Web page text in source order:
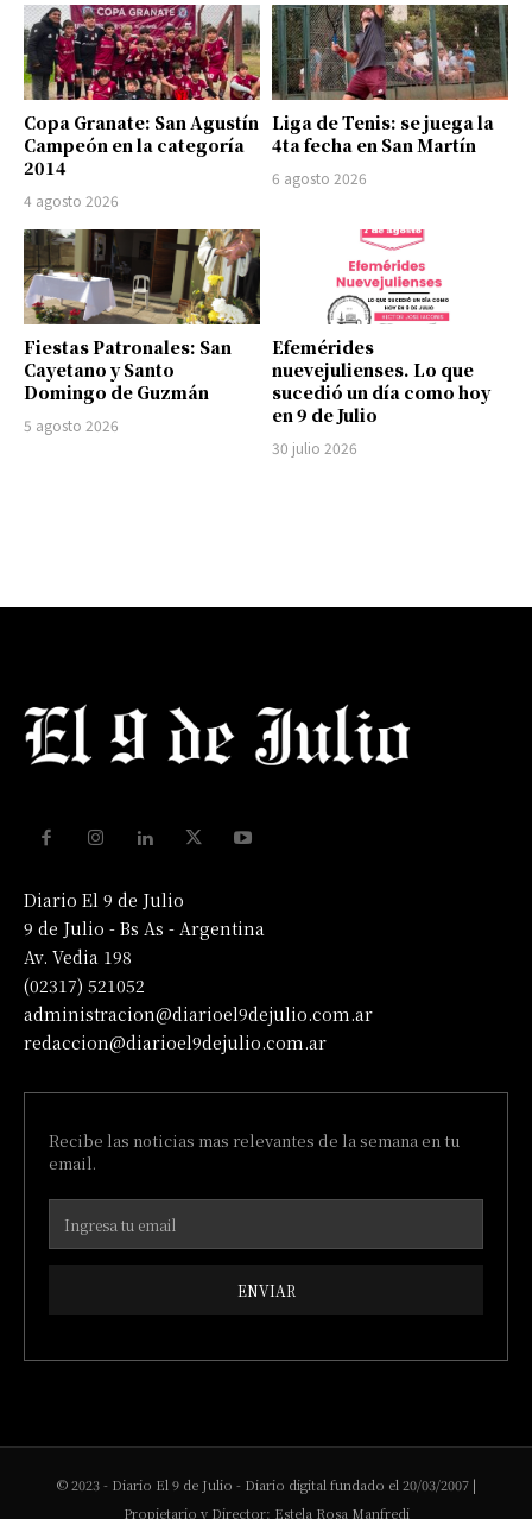
Copa Granate: San Agustín
Campeón en la categoría
2014
4 agosto 2026
Liga de Tenis: se juega la
4ta fecha en San Martín
6 agosto 2026
Fiestas Patronales: San
Cayetano y Santo
Domingo de Guzmán
5 agosto 2026
Efemérides
nuevejulienses. Lo que
sucedió un día como hoy
en 9 de Julio
30 julio 2026
Diario El 9 de Julio
9 de Julio - Bs As - Argentina
Av. Vedia 198
(02317) 521052
administracion@diarioel9dejulio.com.ar
redaccion@diarioel9dejulio.com.ar
Recibe las noticias mas relevantes de la semana en tu
email.
ENVIAR
© 2023 - Diario El 9 de Julio - Diario digital fundado el 20/03/2007 |
Propietario y Director: Estela Rosa Manfredi